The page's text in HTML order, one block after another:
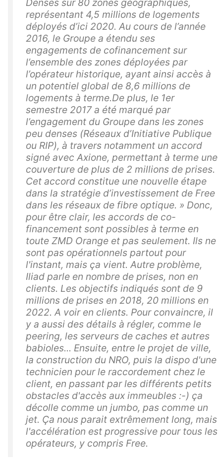
Denses sur 80 zones géographiques,
représentant 4,5 millions de logements
déployés d’ici 2020. Au cours de l’année
2016, le Groupe a étendu ses
engagements de cofinancement sur
l’ensemble des zones déployées par
l’opérateur historique, ayant ainsi accès à
un potentiel global de 8,6 millions de
logements à terme.De plus, le 1er
semestre 2017 a été marqué par
l’engagement du Groupe dans les zones
peu denses (Réseaux d’Initiative Publique
ou RIP), à travers notamment un accord
signé avec Axione, permettant à terme une
couverture de plus de 2 millions de prises.
Cet accord constitue une nouvelle étape
dans la stratégie d’investissement de Free
dans les réseaux de fibre optique. » Donc,
pour être clair, les accords de co-
financement sont possibles à terme en
toute ZMD Orange et pas seulement. Ils ne
sont pas opérationnels partout pour
l'instant, mais ça vient. Autre problème,
Iliad parle en nombre de prises, non en
clients. Les objectifs indiqués sont de 9
millions de prises en 2018, 20 millions en
2022. A voir en clients. Pour convaincre, il
y a aussi des détails à régler, comme le
peering, les serveurs de caches et autres
babioles... Ensuite, entre le projet de ville,
la construction du NRO, puis la dispo d'une
technicien pour le raccordement chez le
client, en passant par les différents petits
obstacles d'accès aux immeubles :-) ça
décolle comme un jumbo, pas comme un
jet. Ça nous parait extrêmement long, mais
l'accélération est progressive pour tous les
opérateurs, y compris Free.